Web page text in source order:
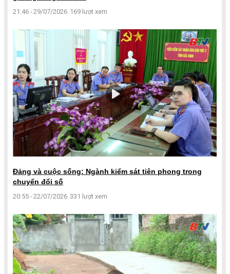
21:46 - 29/07/2026 169 lượt xem
Đảng và cuộc sống: Ngành kiểm sát tiên phong trong
chuyển đổi số
20:55 - 22/07/2026 331 lượt xem